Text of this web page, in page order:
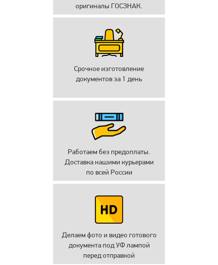
оригиналы ГОСЗНАК.
Срочное изготовление
документов за 1 день
Работаем без предоплаты.
Доставка нашими курьерами
по всей России
Делаем фото и видео готового
документа под УФ лампой
перед отправкой